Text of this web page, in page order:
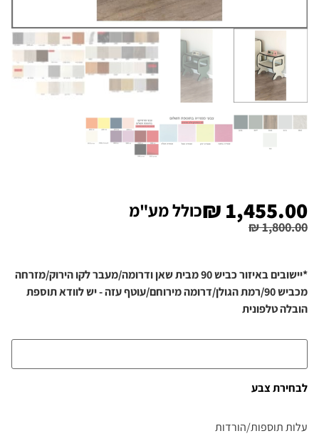
₪1,800.00
₪ 1,455.00 כולל מע"מ
*יישובים באיזור כביש 90 מבית שאן ודרומה/מעבר לקו הירוק/מזרחה
מכביש 90/רמת הגולן/דרומה מירוחם/עוטף עזה - יש לוודא תוספת
הובלה טלפונית
לבחירת צבע
עלות תוספות/הורדות